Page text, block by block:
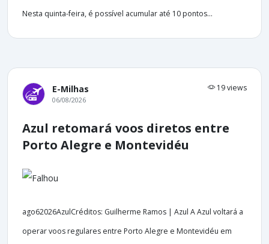
Nesta quinta-feira, é possível acumular até 10 pontos...
E-Milhas 19 views
06/08/2026
Azul retomará voos diretos entre
Porto Alegre e Montevidéu
ago62026AzulCréditos: Guilherme Ramos | Azul A Azul voltará a
operar voos regulares entre Porto Alegre e Montevidéu em